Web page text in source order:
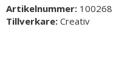
Artikelnummer: 100268
Tillverkare: Creativ